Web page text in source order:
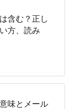
含む？正し
方、読み
味とメール